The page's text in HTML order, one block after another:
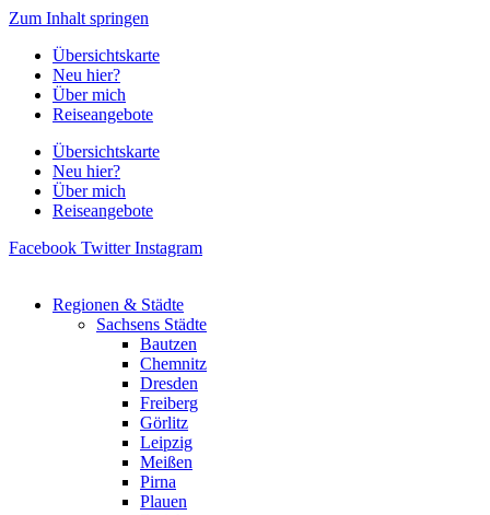
Zum Inhalt springen
Übersichtskarte
Neu hier?
Über mich
Reiseangebote
Übersichtskarte
Neu hier?
Über mich
Reiseangebote
Facebook Twitter Instagram
Regionen & Städte
Sachsens Städte
Bautzen
Chemnitz
Dresden
Freiberg
Görlitz
Leipzig
Meißen
Pirna
Plauen